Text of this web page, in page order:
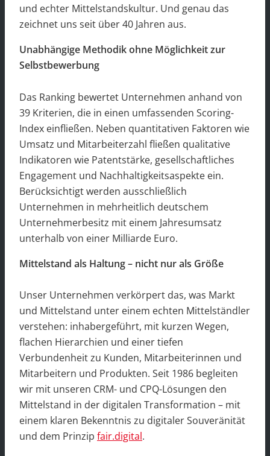
und echter Mittelstandskultur. Und genau das
zeichnet uns seit über 40 Jahren aus.
Unabhängige Methodik ohne Möglichkeit zur
Selbstbewerbung
Das Ranking bewertet Unternehmen anhand von
39 Kriterien, die in einen umfassenden Scoring-
Index einfließen. Neben quantitativen Faktoren wie
Umsatz und Mitarbeiterzahl fließen qualitative
Indikatoren wie Patentstärke, gesellschaftliches
Engagement und Nachhaltigkeitsaspekte ein.
Berücksichtigt werden ausschließlich
Unternehmen in mehrheitlich deutschem
Unternehmerbesitz mit einem Jahresumsatz
unterhalb von einer Milliarde Euro.
Mittelstand als Haltung – nicht nur als Größe
Unser Unternehmen verkörpert das, was Markt
und Mittelstand unter einem echten Mittelständler
verstehen: inhabergeführt, mit kurzen Wegen,
flachen Hierarchien und einer tiefen
Verbundenheit zu Kunden, Mitarbeiterinnen und
Mitarbeitern und Produkten. Seit 1986 begleiten
wir mit unseren CRM- und CPQ-Lösungen den
Mittelstand in der digitalen Transformation – mit
einem klaren Bekenntnis zu digitaler Souveränität
und dem Prinzip fair.digital.